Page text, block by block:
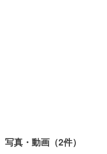
写真・動画（2件）